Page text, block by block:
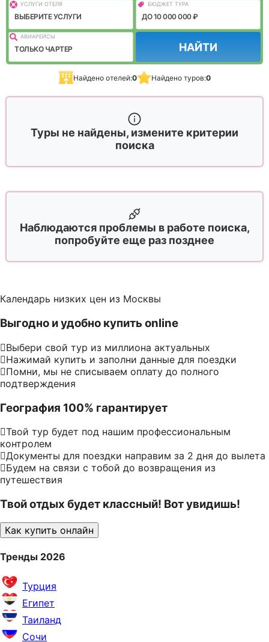
УСЛУГИ ОТЕЛЯ
ВЫБЕРИТЕ УСЛУГИ
БЮДЖЕТ ТУРА
ДО 10 000 000 ₽
АВИАРЕЙСЫ
ТОЛЬКО ЧАРТЕР НАЙТИ
Найдено отелей:0 Найдено туров:0
Туры не найдены, измените критерии
поиска
Наблюдаются проблемы в работе поиска,
попробуйте еще раз позднее
Календарь низких цен из Москвы
Выгодно и удобно купить online
Выбери свой тур из миллиона актуальных
Нажимай купить и заполни данные для поездки
Помни, мы не списываем оплату до полного
подтверждения
География 100% гарантирует
Твой тур будет под нашим профессиональным
контролем
Документы для поездки направим за 2 дня до вылета
Будем на связи с тобой до возвращения из
путешествия
Твой отдых будет классный! Вот увидишь!
Как купить онлайн
Тренды 2026
Турция
Египет
Таиланд
Сочи